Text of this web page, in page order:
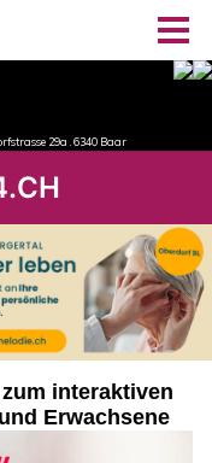
interaktiven
Erwachsene